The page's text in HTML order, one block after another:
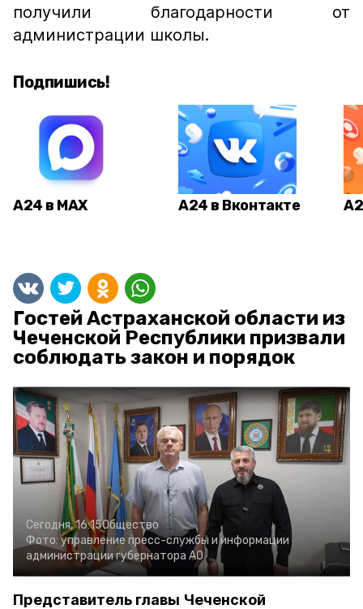
получили благодарности от
администрации школы.
Подпишись!
А24 в MAX А24 в Вконтакте
Гостей Астраханской области из
Чеченской Республики призвали
соблюдать закон и порядок
Сегодня, 16:15Общество
Фото: управление пресс-службы и информации
администрации губернатора АО
Представитель главы Чеченской